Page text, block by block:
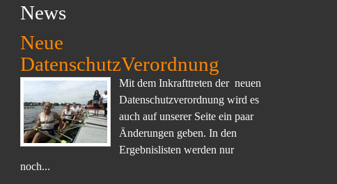
News
Neue
DatenschutzVerordnung
Mit dem Inkrafttreten der neuen
Datenschutzverordnung wird es
auch auf unserer Seite ein paar
Änderungen geben. In den
Ergebnislisten werden nur
noch...